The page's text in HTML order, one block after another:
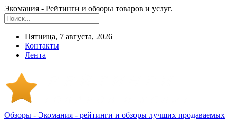
Экомания - Рейтинги и обзоры товаров и услуг.
Пятница, 7 августа, 2026
Контакты
Лента
Обзоры - Экомания - рейтинги и обзоры лучших продаваемых